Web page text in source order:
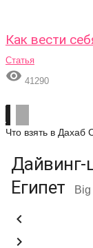
Как вести
Статья
 41290
Что взять в Дахаб
Дайвинг-
Египет

